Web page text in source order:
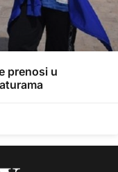
prenosi u